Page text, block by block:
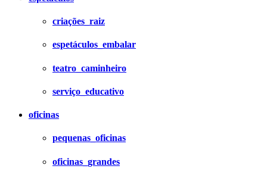
criações_raiz
espetáculos_embalar
teatro_caminheiro
serviço_educativo
oficinas
pequenas_oficinas
oficinas_grandes